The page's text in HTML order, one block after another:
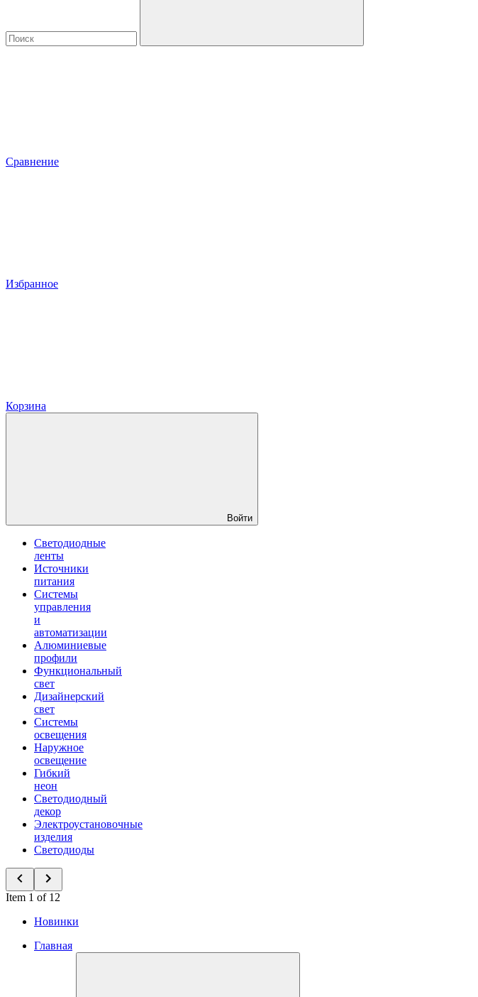
Сравнение
Избранное
Корзина
Войти
Светодиодные
ленты
Источники
питания
Системы
управления
и
автоматизации
Алюминиевые
профили
Функциональный
свет
Дизайнерский
свет
Системы
освещения
Наружное
освещение
Гибкий
неон
Светодиодный
декор
Электроустановочные
изделия
Светодиоды
Item 1 of 12
Новинки
Главная